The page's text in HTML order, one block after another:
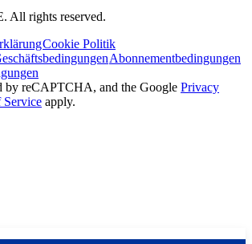
All rights reserved.
Cookie Politik
Abonnementbedingungen
by reCAPTCHA, and the Google Privacy
Service apply.